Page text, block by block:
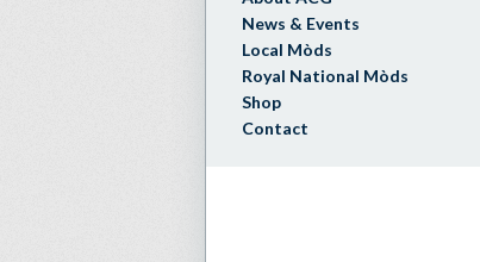
News & Events
Local Mòds
Royal National Mòds
Shop
Contact